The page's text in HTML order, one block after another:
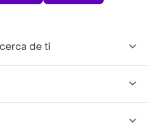
de ti